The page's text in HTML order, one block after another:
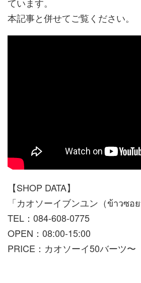
本記事と併せてご覧ください。
【SHOP DATA】
「カオソーイブンユン（ข้าวซอ
TEL：084-608-0775
OPEN：08:00-15:00
PRICE：カオソーイ50バーツ〜